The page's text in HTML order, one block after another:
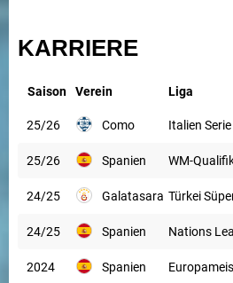
KARRIERE
Saison Verein Liga
25/26 Como Italien
25/26 Spanien WM-
24/25 GalatasarayTürkei
24/25 Spanien Nations
2024 Spanien